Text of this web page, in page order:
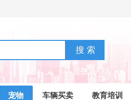
宠物 车辆买卖 教育培训